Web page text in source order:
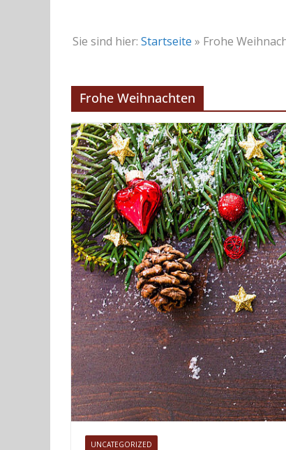
Sie sind hier: Startseite » Frohe
Frohe Weihnachten
UNCATEGORIZED